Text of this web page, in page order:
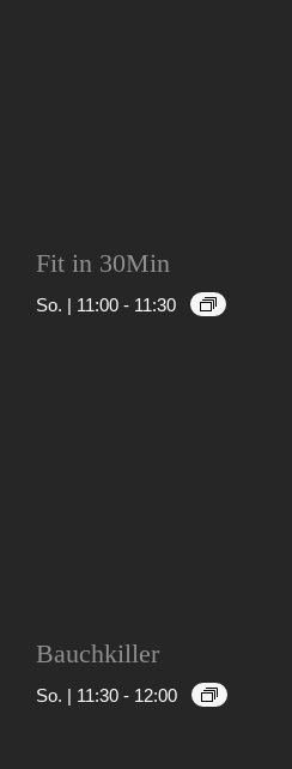
Fit in 30Min
So. | 11:00 - 11:30
Bauchkiller
So. | 11:30 - 12:00